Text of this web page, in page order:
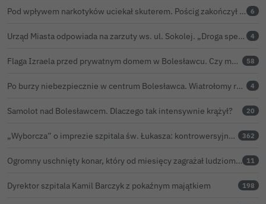
Pod wpływem narkotyków uciekał skuterem. Pościg zakończył w polu kukurydzy 6
Urząd Miasta odpowiada na zarzuty ws. ul. Sokolej. „Droga spełnia wszystkie normy” 4
Flaga Izraela przed prywatnym domem w Bolesławcu. Czy można ją legalnie wywiesić? 58
Po burzy niebezpiecznie w centrum Bolesławca. Wiatrołomy runęły na podwórko 4
Samolot nad Bolesławcem. Dlaczego tak intensywnie krążył? 20
„Wyborcza” o imprezie szpitala św. Łukasza: kontrowersyjna gala dla pracowników 362
Ogromny uschnięty konar, który od miesięcy zagrażał ludziom w Bolesławcu, wycięty 11
Dyrektor szpitala Kamil Barczyk z pokaźnym majątkiem 198